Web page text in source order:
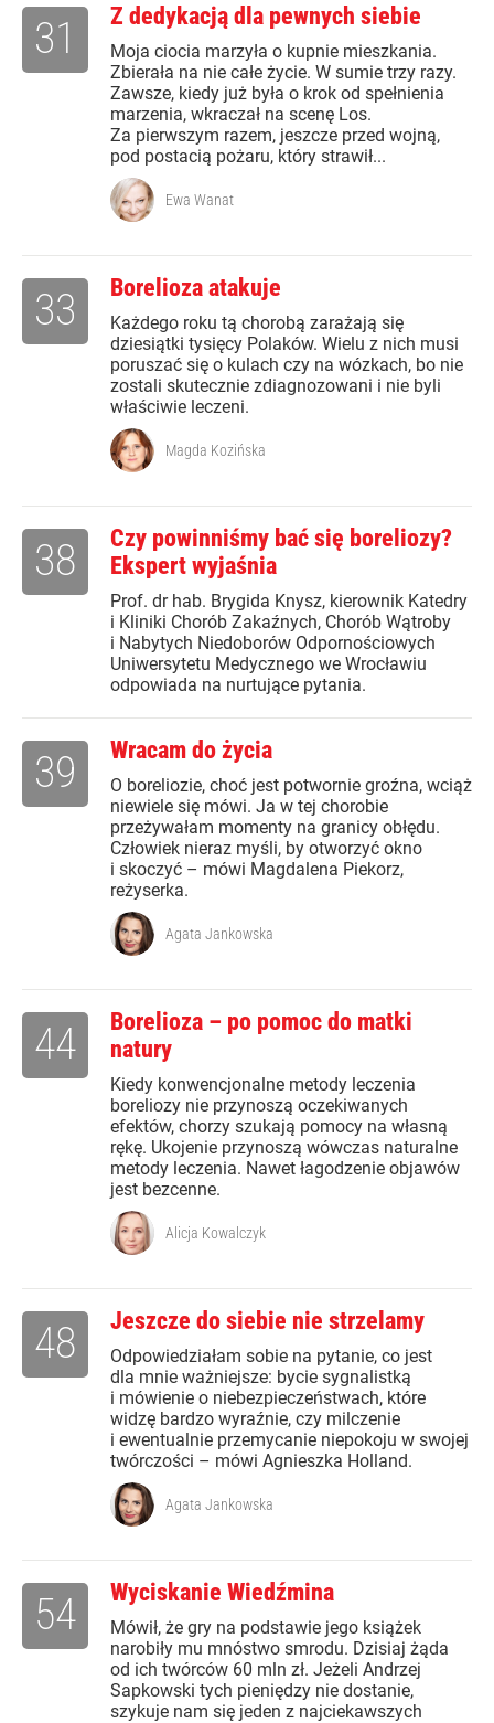
Z dedykacją dla pewnych siebie
Moja ciocia marzyła o kupnie mieszkania.
Zbierała na nie całe życie. W sumie trzy razy.
Zawsze, kiedy już była o krok od spełnienia
marzenia, wkraczał na scenę Los.
Za pierwszym razem, jeszcze przed wojną,
pod postacią pożaru, który strawił...
31
Ewa Wanat
Borelioza atakuje
Każdego roku tą chorobą zarażają się
dziesiątki tysięcy Polaków. Wielu z nich musi
poruszać się o kulach czy na wózkach, bo nie
zostali skutecznie zdiagnozowani i nie byli
właściwie leczeni.
33
Magda Kozińska
Czy powinniśmy bać się boreliozy?
Ekspert wyjaśnia
Prof. dr hab. Brygida Knysz, kierownik Katedry
i Kliniki Chorób Zakaźnych, Chorób Wątroby
i Nabytych Niedoborów Odpornościowych
Uniwersytetu Medycznego we Wrocławiu
odpowiada na nurtujące pytania.
38
Wracam do życia
O boreliozie, choć jest potwornie groźna, wciąż
niewiele się mówi. Ja w tej chorobie
przeżywałam momenty na granicy obłędu.
Człowiek nieraz myśli, by otworzyć okno
i skoczyć – mówi Magdalena Piekorz,
reżyserka.
39
Agata Jankowska
Borelioza – po pomoc do matki
natury
Kiedy konwencjonalne metody leczenia
boreliozy nie przynoszą oczekiwanych
efektów, chorzy szukają pomocy na własną
rękę. Ukojenie przynoszą wówczas naturalne
metody leczenia. Nawet łagodzenie objawów
jest bezcenne.
44
Alicja Kowalczyk
Jeszcze do siebie nie strzelamy
Odpowiedziałam sobie na pytanie, co jest
dla mnie ważniejsze: bycie sygnalistką
i mówienie o niebezpieczeństwach, które
widzę bardzo wyraźnie, czy milczenie
i ewentualnie przemycanie niepokoju w swojej
twórczości – mówi Agnieszka Holland.
48
Agata Jankowska
Wyciskanie Wiedźmina
Mówił, że gry na podstawie jego książek
narobiły mu mnóstwo smrodu. Dzisiaj żąda
od ich twórców 60 mln zł. Jeżeli Andrzej
Sapkowski tych pieniędzy nie dostanie,
szykuje nam się jeden z najciekawszych
54